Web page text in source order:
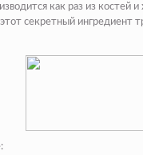
как раз из костей
секретный ингредиент